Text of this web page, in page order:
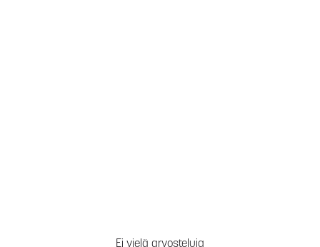
Ei vielä arvosteluja